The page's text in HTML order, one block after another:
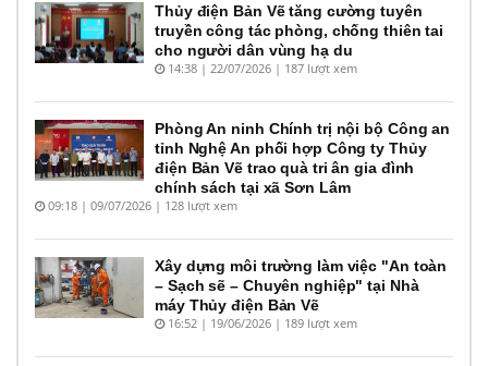
Thủy điện Bản Vẽ tăng cường tuyên
truyền công tác phòng, chống thiên tai
cho người dân vùng hạ du
14:38 | 22/07/2026 | 187 lượt xem
Phòng An ninh Chính trị nội bộ Công an
tỉnh Nghệ An phối hợp Công ty Thủy
điện Bản Vẽ trao quà tri ân gia đình
chính sách tại xã Sơn Lâm
09:18 | 09/07/2026 | 128 lượt xem
Xây dựng môi trường làm việc "An toàn
– Sạch sẽ – Chuyên nghiệp" tại Nhà
máy Thủy điện Bản Vẽ
16:52 | 19/06/2026 | 189 lượt xem